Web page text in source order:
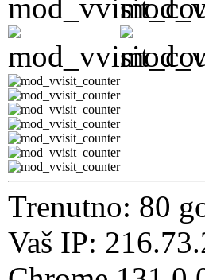
Trenutno: 80
Vaš IP: